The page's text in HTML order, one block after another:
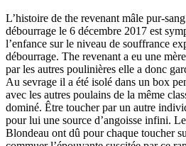
L’histoire de the revenant mâle pur-
débourrage le 6 décembre 2017 est
l’enfance sur le niveau de souffrance
débourrage. The revenant a eu une
par les autres poulinières elle a donc
Au sevrage il a été isolé dans un box
avec les autres poulains de la même
dominé. Être toucher par un autre
pour lui une source d’angoisse infini.
Blondeau ont dû pour chaque toucher